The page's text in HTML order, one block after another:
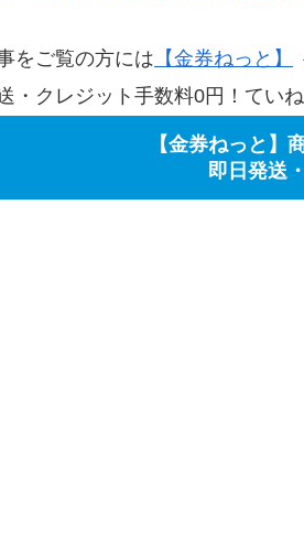
をご覧の方には 【金券ねっと】
・クレジット手数料0円！てい
【金券ねっと】
即日発送